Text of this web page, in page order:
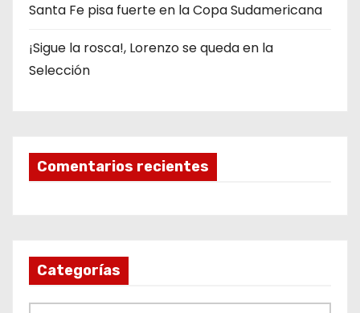
Santa Fe pisa fuerte en la Copa Sudamericana
¡Sigue la rosca!, Lorenzo se queda en la
Selección
Comentarios recientes
Categorías